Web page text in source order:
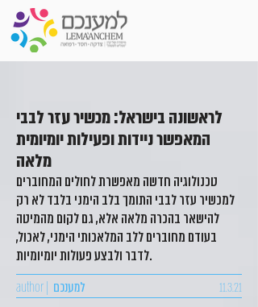
לראשונה בישראל: מכשיר עזר לבבי
המאפשר ניידות ופעילות יומיומית
מלאה
טכנולוגיה חדשה מאפשרת לחולים המחוברים
למכשיר עזר לבבי התומך בלב הימני בלבד לא רק
להישאר בהכרה מלאה אלא, גם לקום מהמיטה
בעודם מחוברים ללב המלאכותי הימני, לאכול,
לדבר ולבצע פעולות יומיומיות.
author | למענכם 11.3.21